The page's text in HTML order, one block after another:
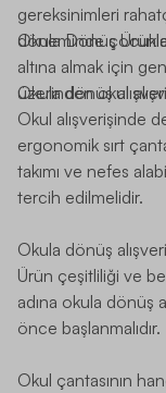
gereksinimleri
döneminde
altına almak için
üzerinden okul
Okula Dönüş
Okula dönüş
Okul alışverişinde
ergonomik sırt
takımı ve nefes
tercih edilmelidir.
Okula dönüş
Ürün çeşitliliği ve
adına okula dönüş
önce başlanmalıdır.
Okul çantasının